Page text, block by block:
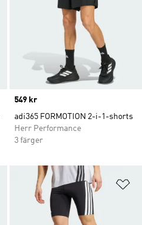
Price
549 kr
adi365 FORMOTION 2-i-1-shorts
Herr Performance
3 färger
Lägg till på önskelistan